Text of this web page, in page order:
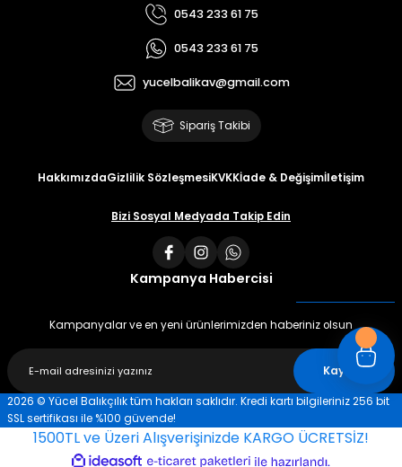
0543 233 61 75
0543 233 61 75
yucelbalikav@gmail.com
Sipariş Takibi
HakkımızdaGizlilik SözleşmesiKVKKİade & Değişimİletişim
Bizi Sosyal Medyada Takip Edin
Kampanya Habercisi
Kampanyalar ve en yeni ürünlerimizden haberiniz olsun
Kaydet
2026 © Yücel Balıkçılık tüm hakları saklıdır. Kredi kartı bilgileriniz 256 bit
SSL sertifikası ile %100 güvende!
1500TL ve Üzeri Alışverişinizde KARGO ÜCRETSİZ!
ideasoft e-